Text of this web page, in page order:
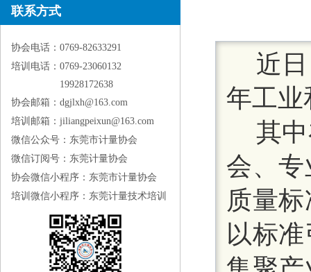
联系方式
协会电话：0769-82633291
培训电话：0769-23060132
19928172638
协会邮箱：dgjlxh@163.com
培训邮箱：jiliangpeixun@163.com
微信公众号：东莞市计量协会
微信订阅号：东莞计量协会
协会微信小程序：东莞市计量协会
培训微信小程序：东莞计量技术培训
近
年工业
其
会、
质量
以标